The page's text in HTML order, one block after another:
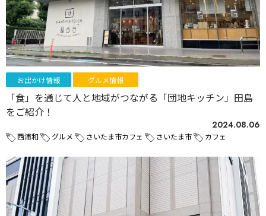
お出かけ情報 グルメ情報
「食」を通じて人と地域がつながる「団地キッチン」田島
をご紹介！
2024.08.06
西浦和 グルメ さいたま市カフェ さいたま市 カフェ